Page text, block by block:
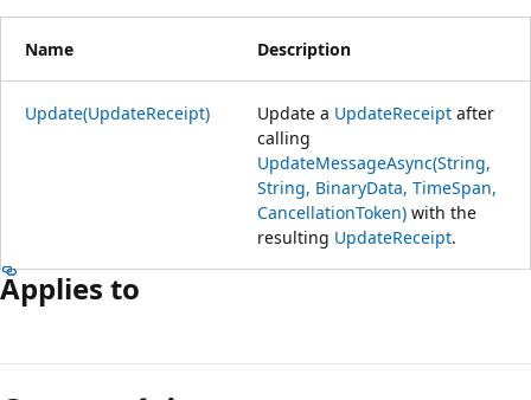
Name Description
Update(UpdateReceipt) Update a UpdateReceipt after
calling
UpdateMessageAsync(String,
String, BinaryData, TimeSpan,
CancellationToken) with the
resulting UpdateReceipt.
Applies to
de